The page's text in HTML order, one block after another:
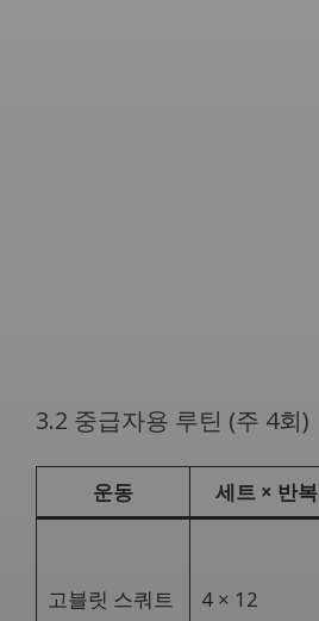
3.2 중급자용 루틴 (주 4회)
운동 세트 × 반복
고블릿 스쿼트 4 × 12